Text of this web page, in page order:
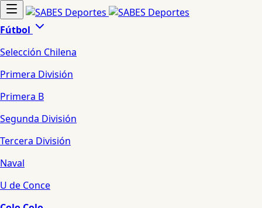
Fútbol
Selección Chilena
Primera División
Primera B
Segunda División
Tercera División
Naval
U de Conce